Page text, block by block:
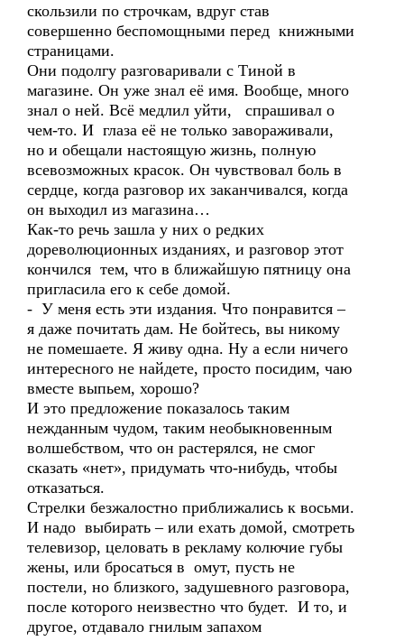
скользили по строчкам, вдруг став
совершенно беспомощными перед книжными
страницами.
Они подолгу разговаривали с Тиной в
магазине. Он уже знал её имя. Вообще, много
знал о ней. Всё медлил уйти, спрашивал о
чем-то. И глаза её не только завораживали,
но и обещали настоящую жизнь, полную
всевозможных красок. Он чувствовал боль в
сердце, когда разговор их заканчивался, когда
он выходил из магазина…
Как-то речь зашла у них о редких
дореволюционных изданиях, и разговор этот
кончился тем, что в ближайшую пятницу она
пригласила его к себе домой.
- У меня есть эти издания. Что понравится –
я даже почитать дам. Не бойтесь, вы никому
не помешаете. Я живу одна. Ну а если ничего
интересного не найдете, просто посидим, чаю
вместе выпьем, хорошо?
И это предложение показалось таким
нежданным чудом, таким необыкновенным
волшебством, что он растерялся, не смог
сказать «нет», придумать что-нибудь, чтобы
отказаться.
Стрелки безжалостно приближались к восьми.
И надо выбирать – или ехать домой, смотреть
телевизор, целовать в рекламу колючие губы
жены, или бросаться в омут, пусть не
постели, но близкого, задушевного разговора,
после которого неизвестно что будет. И то, и
другое, отдавало гнилым запахом